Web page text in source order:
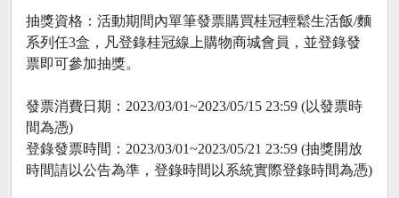
抽獎資格：活動期間內單筆發票購買桂冠輕鬆生活飯/麵
系列任3盒，凡登錄桂冠線上購物商城會員，並登錄發
票即可參加抽獎。
發票消費日期：2023/03/01~2023/05/15 23:59 (以發票時
間為憑)
登錄發票時間：2023/03/01~2023/05/21 23:59 (抽獎開放
時間請以公告為準，登錄時間以系統實際登錄時間為憑)